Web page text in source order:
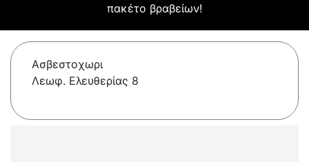
πακέτο βραβείων!
Ασβεστοχωρι
Λεωφ. Ελευθερίας 8